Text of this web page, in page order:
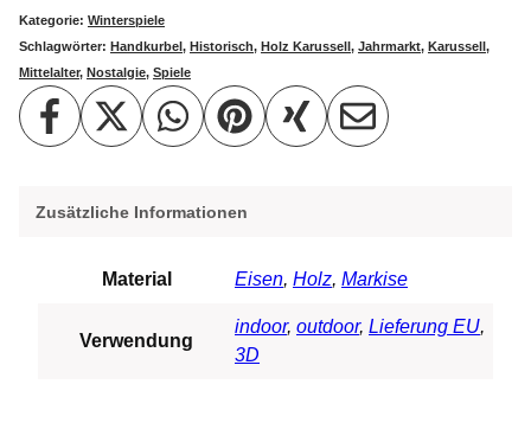
Kategorie: Winterspiele
Schlagwörter: Handkurbel , Historisch, Holz Karussell , Jahrmarkt, Karussell ,
Mittelalter, Nostalgie, Spiele
Zusätzliche Informationen
Material Eisen, Holz, Markise
Verwendung
indoor, outdoor, Lieferung EU,
3D